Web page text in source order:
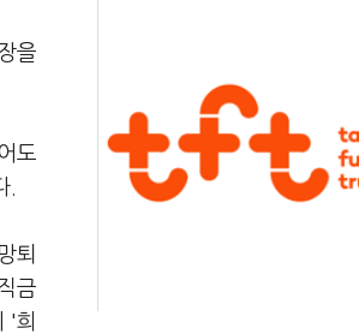
을
도
.
퇴
금
'희